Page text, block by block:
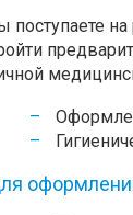
поступаете